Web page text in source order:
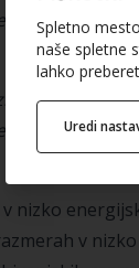
razreda) in
da
razreda) in
nizko
v
Spletno
naše spletne
lahko
Uredi